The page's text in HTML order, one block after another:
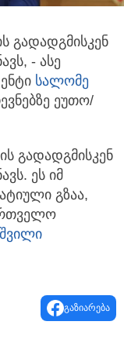
გადადგმისკენ
- ასე
სალომე
ეუთო/
გადადგმისკენ
ეს იმ
გზაა,
გაზიარება